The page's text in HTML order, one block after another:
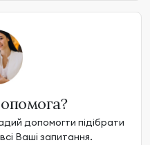
допомогти підібрати
Ваші запитання.